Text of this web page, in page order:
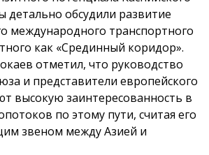
детально обсудили развитие
международного транспортного
как «Срединный коридор».
отметил, что руководство
и представители европейского
высокую заинтересованность в
по этому пути, считая его
звеном между Азией и